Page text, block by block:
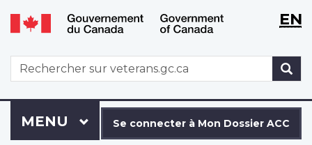
Aller
au
principal
Passer
à
version
HTML
simplifiée
WxT
WxTEN
WxT
Search
form
connecter
à
Se connecter à Mon Dossier ACC
Menu
MENU PRINCIPAL